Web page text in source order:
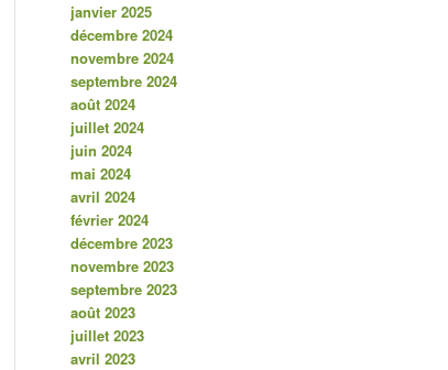
janvier 2025
décembre 2024
novembre 2024
septembre 2024
août 2024
juillet 2024
juin 2024
mai 2024
avril 2024
février 2024
décembre 2023
novembre 2023
septembre 2023
août 2023
juillet 2023
avril 2023